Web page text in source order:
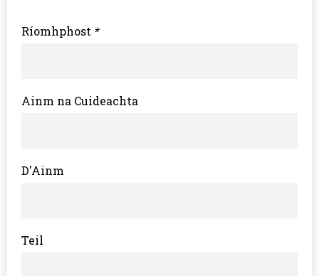
*
Ríomhphost
Ainm na Cuideachta
D'Ainm
Teil